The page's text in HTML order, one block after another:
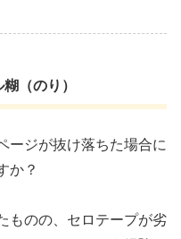
（のり）
ージが抜け落ちた場合に
か？
ものの、セロテープが劣